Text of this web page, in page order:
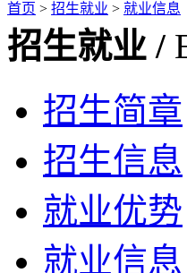
首页 > 招生就业 > 就业信息
招生就业 /
招生简章
招生信息
就业优势
就业信息